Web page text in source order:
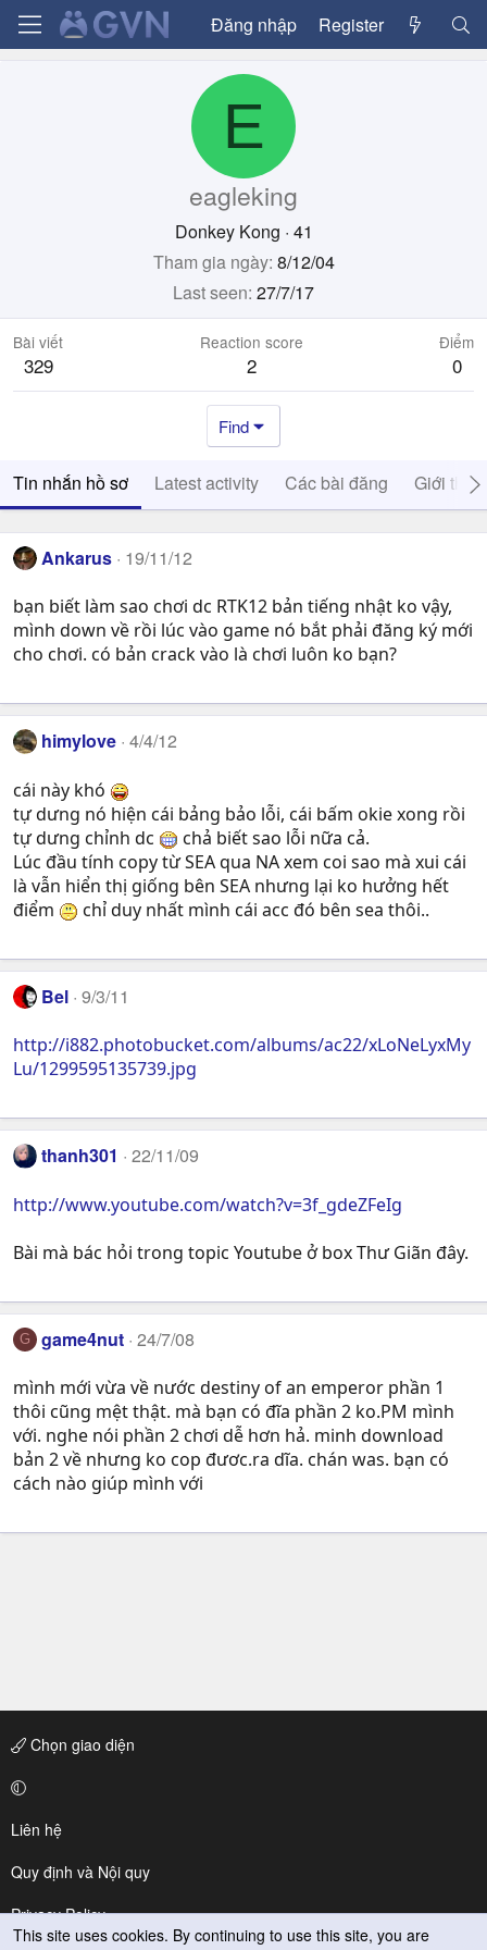
Đăng nhập Register
E
eagleking
Donkey Kong · 41
Tham gia ngày 8/12/04
Last seen 27/7/17
Bài viết
329
Reaction score
2
Điểm
0
Find
Tin nhắn hồ sơ Latest activity Các bài đăng Giới thiệu
Ankarus 19/11/12
bạn biết làm sao chơi dc RTK12 bản tiếng nhật ko vậy,
mình down về rồi lúc vào game nó bắt phải đăng ký mới
cho chơi. có bản crack vào là chơi luôn ko bạn?
himylove 4/4/12
cái này khó
tự dưng nó hiện cái bảng bảo lỗi, cái bấm okie xong rồi
tự dưng chỉnh dc
chả biết sao lỗi nữa cả.
Lúc đầu tính copy từ SEA qua NA xem coi sao mà xui cái
là vẫn hiển thị giống bên SEA nhưng lại ko hưởng hết
điểm
chỉ duy nhất mình cái acc đó bên sea thôi..
Bel 9/3/11
http://i882.photobucket.com/albums/ac22/xLoNeLyxMy
Lu/1299595135739.jpg
thanh301 22/11/09
http://www.youtube.com/watch?v=3f_gdeZFeIg
Bài mà bác hỏi trong topic Youtube ở box Thư Giãn đây.
G game4nut 24/7/08
mình mới vừa về nước destiny of an emperor phần 1
thôi cũng mệt thật. mà bạn có đĩa phần 2 ko.PM mình
với. nghe nói phần 2 chơi dễ hơn hả. minh download
bản 2 về nhưng ko cop đươc.ra dĩa. chán was. bạn có
cách nào giúp mình với
Chọn giao diện
Liên hệ
Quy định và Nội quy
Privacy Policy
This site uses cookies. By continuing to use this site, you are